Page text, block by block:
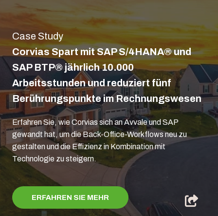
Case Study
Corvias Spart mit SAP S/4HANA® und
SAP BTP® jährlich 10.000
Arbeitsstunden und reduziert fünf
Berührungspunkte im Rechnungswesen
Erfahren Sie, wie Corvias sich an Avvale und SAP
gewandt hat, um die Back-Office-Workflows neu zu
gestalten und die Effizienz in Kombination mit
Technologie zu steigern.
ERFAHREN SIE MEHR